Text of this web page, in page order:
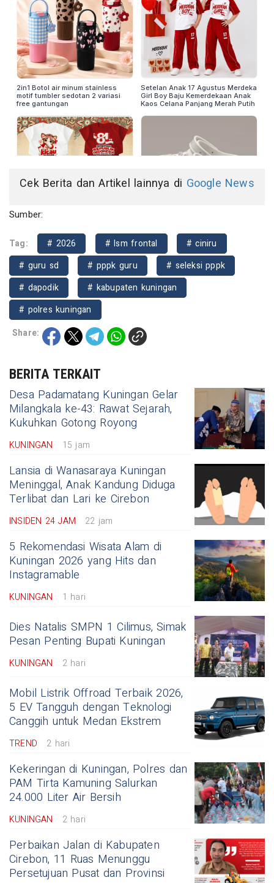
Cek Berita dan Artikel lainnya di Google News
Sumber:
Tag: # 2026 # lsm frontal
# ciniru
# guru sd
# pppk guru
# seleksi pppk
# dapodik
# kabupaten kuningan
# polres kuningan
Share:
BERITA TERKAIT
Desa Padamatang Kuningan Gelar
Milangkala ke-43: Rawat Sejarah,
Kukuhkan Gotong Royong
KUNINGAN 15 jam
Lansia di Wanasaraya Kuningan
Meninggal, Anak Kandung Diduga
Terlibat dan Lari ke Cirebon
INSIDEN 24 JAM 22 jam
5 Rekomendasi Wisata Alam di
Kuningan 2026 yang Hits dan
Instagramable
KUNINGAN 1 hari
Dies Natalis SMPN 1 Cilimus, Simak
Pesan Penting Bupati Kuningan
KUNINGAN 2 hari
Mobil Listrik Offroad Terbaik 2026,
5 EV Tangguh dengan Teknologi
Canggih untuk Medan Ekstrem
TREND 2 hari
Kekeringan di Kuningan, Polres dan
PAM Tirta Kamuning Salurkan
24.000 Liter Air Bersih
KUNINGAN 2 hari
Perbaikan Jalan di Kabupaten
Cirebon, 11 Ruas Menunggu
Persetujuan Pusat dan Provinsi